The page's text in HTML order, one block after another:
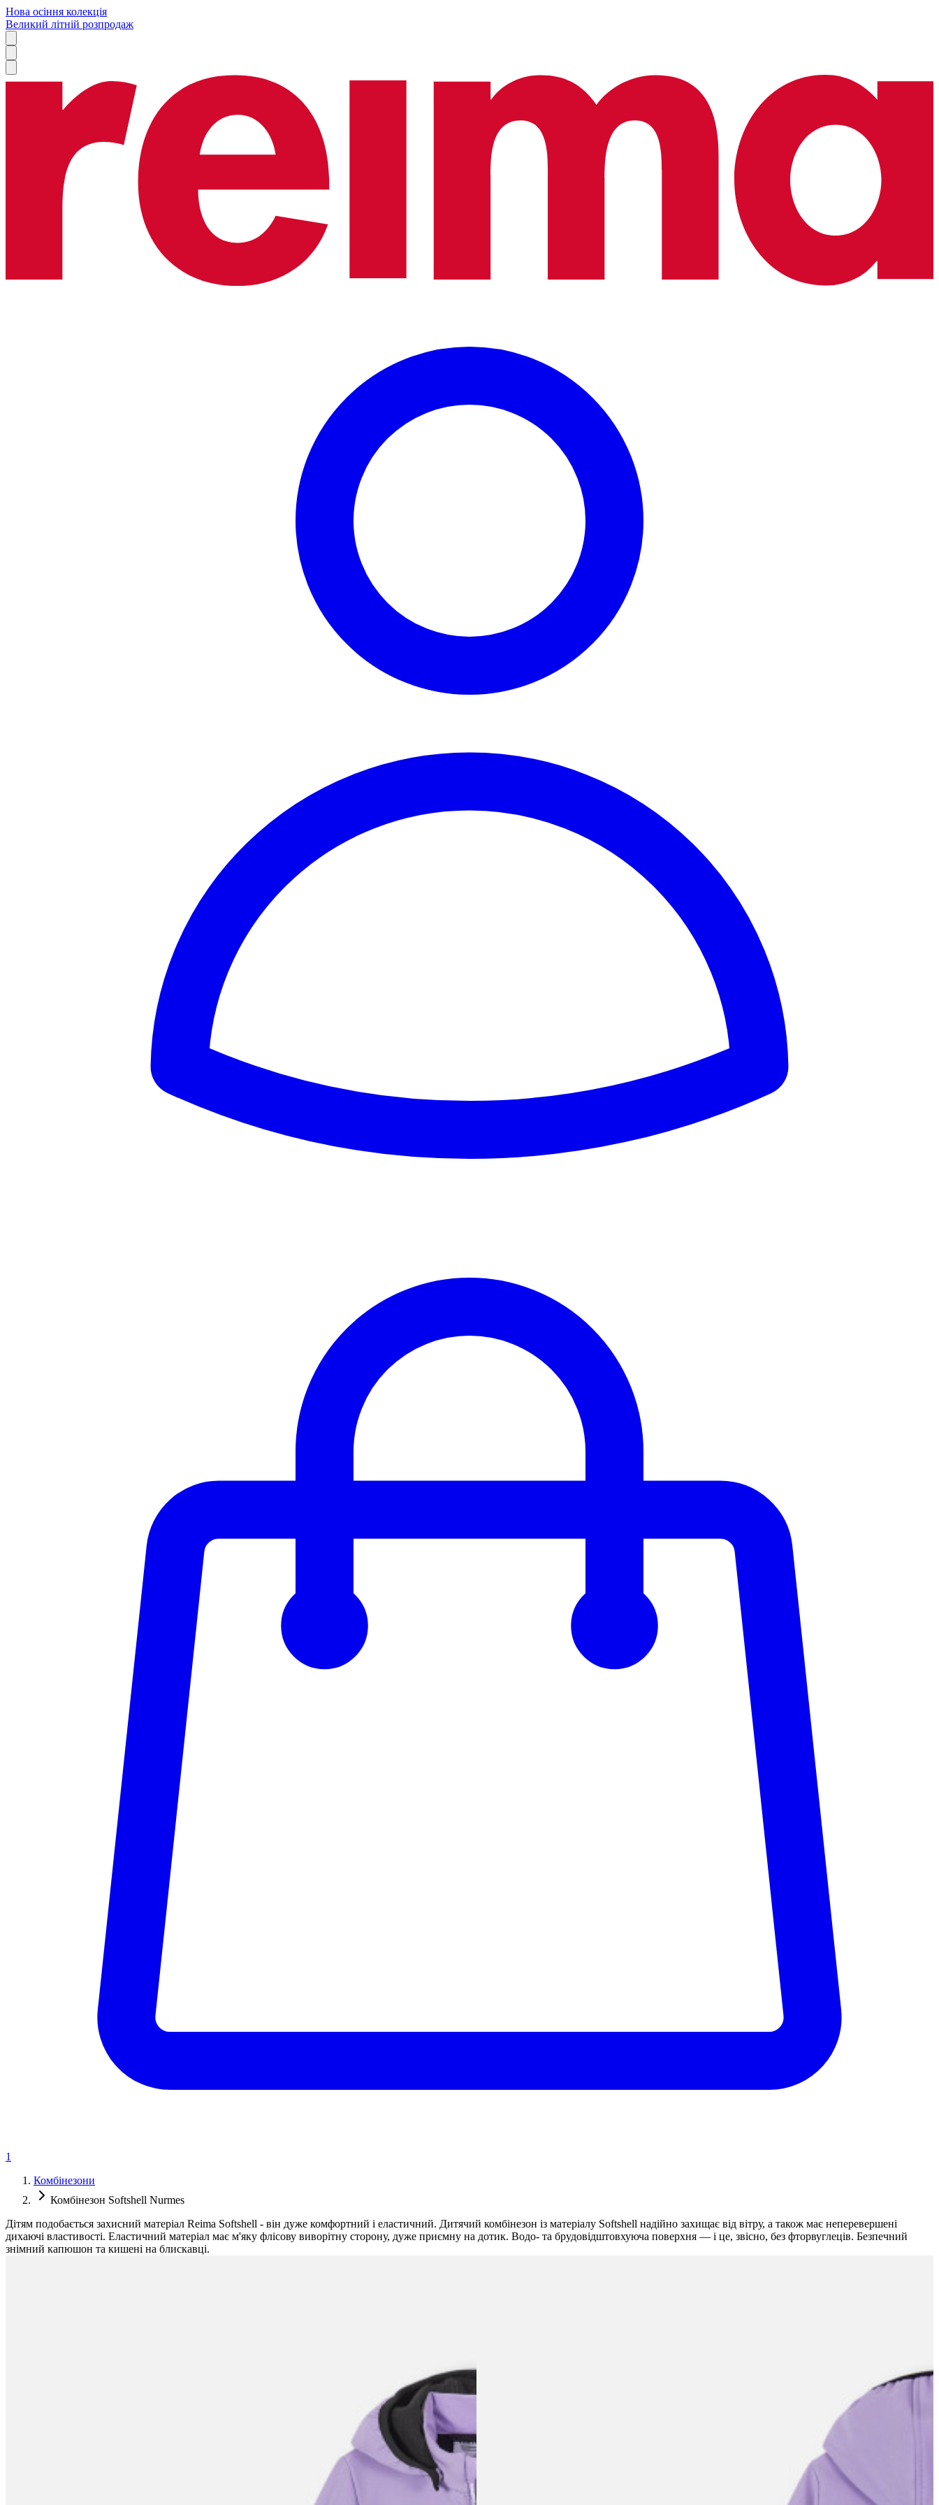
Нова осіння колекція
Великий літній розпродаж
1
Комбінезони
Комбінезон Softshell Nurmes
Дітям подобається захисний матеріал Reima Softshell - він дуже комфортний і еластичний. Дитячий комбінезон із матеріалу Softshell надійно захищає від вітру, а також має неперевершені
дихаючі властивості. Еластичний матеріал має м'яку флісову виворітну сторону, дуже приємну на дотик. Водо- та брудовідштовхуюча поверхня — і це, звісно, без фторвуглеців. Безпечний
знімний капюшон та кишені на блискавці.